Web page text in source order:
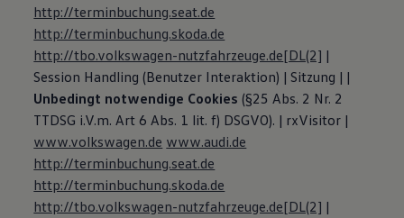
http://terminbuchung.seat.de
http://terminbuchung.skoda.de
http://tbo.volkswagen-nutzfahrzeuge.de[DL(2] |
Session Handling (Benutzer Interaktion) | Sitzung | |
Unbedingt notwendige Cookies (§25 Abs. 2 Nr. 2
TTDSG i.V.m. Art 6 Abs. 1 lit. f) DSGVO). | rxVisitor |
www.volkswagen.de www.audi.de
http://terminbuchung.seat.de
http://terminbuchung.skoda.de
http://tbo.volkswagen-nutzfahrzeuge.de[DL(2] |